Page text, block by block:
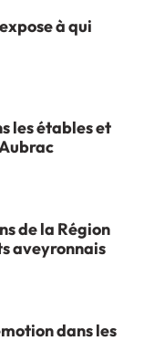
à qui
les étables et
de la Région
aveyronnais
dans les